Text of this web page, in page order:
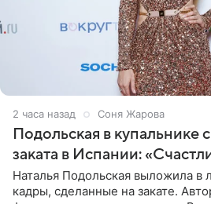
2 часа назад Соня Жарова
Подольская в купальнике
заката в Испании:
Наталья Подольская выложила в
кадры, сделанные на закате.